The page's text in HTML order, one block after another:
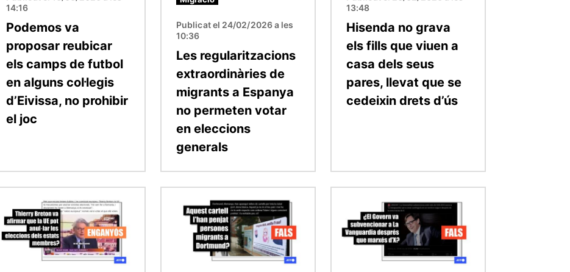
14:16
Podemos va
proposar reubicar
els camps de futbol
en alguns col·legis
d’Eivissa, no prohibir
el joc
Publicat el 24/02/2026 a les
10:36
Les regularitzacions
extraordinàries de
migrants a Espanya
no permeten votar
en eleccions
generals
13:48
Hisenda no grava
els fills que viuen a
casa dels seus
pares, llevat que se
cedeixin drets d’ús